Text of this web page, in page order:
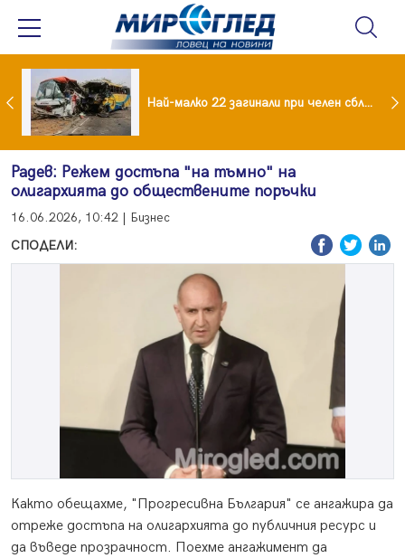
споразумение със САЩ , но без компромиси Най-малко 22 загинали при челен сблъсък между два автобуса
Радев: Режем достъпа "на тъмно" на
олигархията до обществените поръчки
16.06.2026, 10:42 | Бизнес
СПОДЕЛИ:
Както обещахме, "Прогресивна България" се ангажира да
отреже достъпа на олигархията до публичния ресурс и
да въведе прозрачност. Поехме ангажимент да